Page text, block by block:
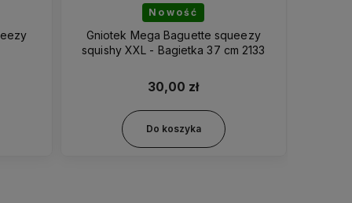
Nowość
Gniotek Mega Baguette squeezy
squishy XXL - Bagietka 37 cm 2133
30,00 zł
Do koszyka